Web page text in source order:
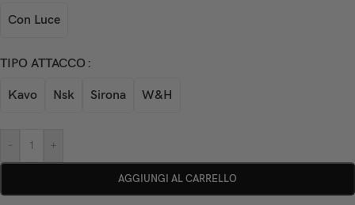
Con Luce
TIPO ATTACCO
Kavo Nsk Sirona W&H
- +
AGGIUNGI AL CARRELLO